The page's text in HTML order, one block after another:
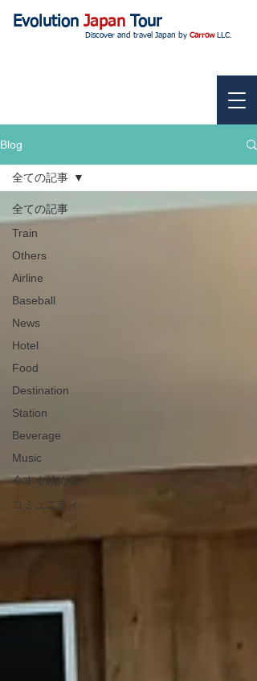
Evolution Japan Tour
Discover and travel Japan by CarrowLLC.
Blog
全ての記事
Train
Others
Airline
Baseball
News
Hotel
Food
Destination
Station
Beverage
Music
今すぐ始める
コミュニティ
全ての記事